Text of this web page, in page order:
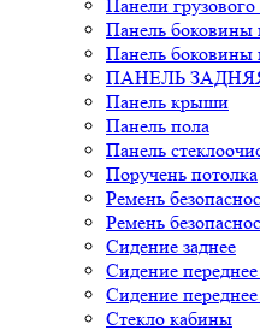
Панели грузового
Панель боковины
Панель боковины
ПАНЕЛЬ
Панель крыши
Панель пола
Панель
Поручень потолка
Ремень
Ремень
Сидение заднее
Сидение переднее
Сидение
Стекло кабины